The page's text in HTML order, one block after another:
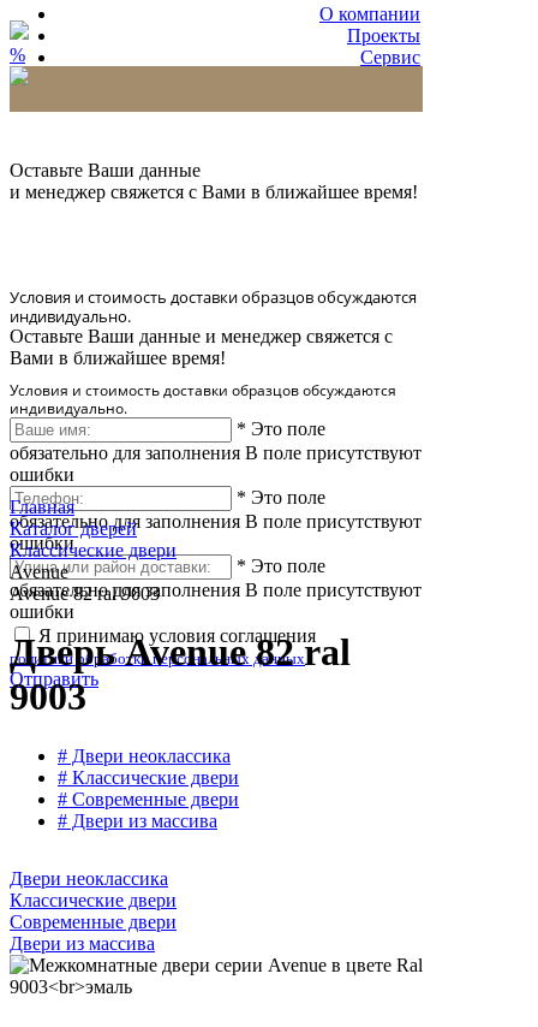
О компании
Проекты
Сервис
%
Оставьте Ваши данные
и менеджер свяжется с Вами в ближайшее время!
Условия и стоимость доставки образцов обсуждаются
индивидуально.
Оставьте Ваши данные и менеджер свяжется с
Вами в ближайшее время!
Условия и стоимость доставки образцов обсуждаются
индивидуально.
* Это поле
обязательно для заполнения В поле присутствуют
ошибки
* Это поле
обязательно для заполнения В поле присутствуют
ошибки
* Это поле
обязательно для заполнения В поле присутствуют
ошибки
Я принимаю условия соглашения
политики обработки персональных данных
Отправить
Главная
Каталог дверей
Классические двери
Avenue
Avenue 82 ral 9003
Дверь Avenue 82 ral
9003
# Двери неоклассика
# Классические двери
# Современные двери
# Двери из массива
Двери неоклассика
Классические двери
Современные двери
Двери из массива